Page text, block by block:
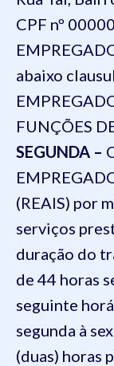
CPF nº
abaixo
FUNÇÕES
SEGUNDA –
(REAIS) por
serviços
duração do
de 44 horas
seguinte
segunda à
(duas) horas